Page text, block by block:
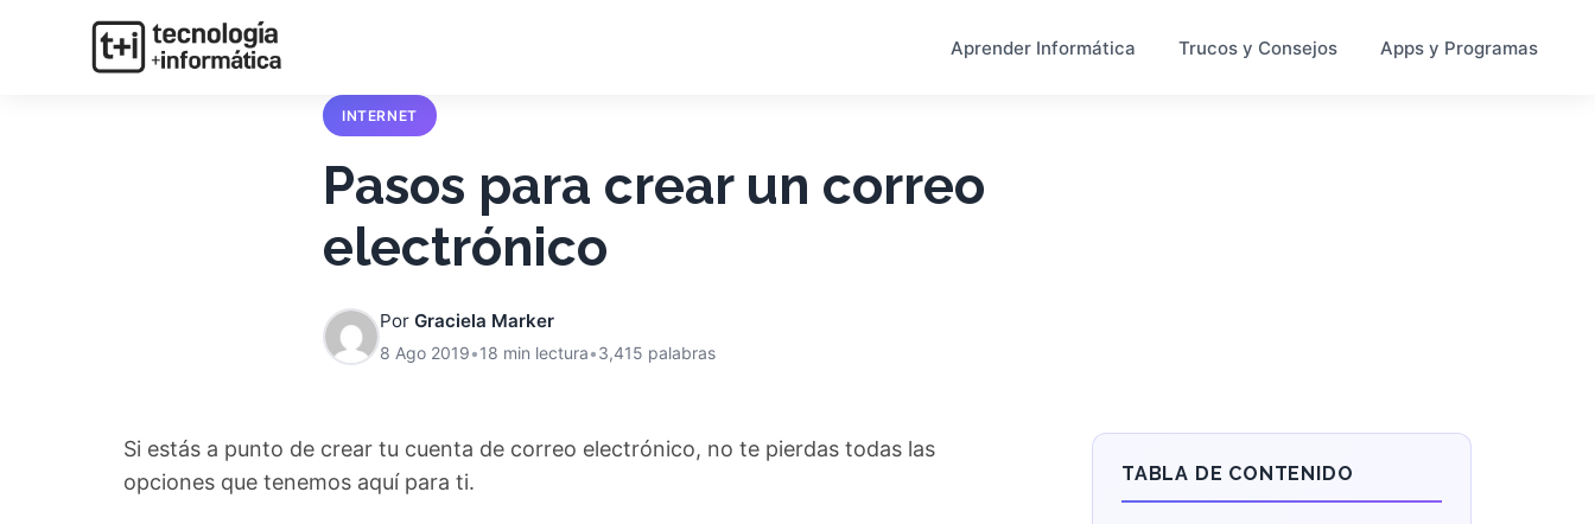
Aprender Informática Trucos y Consejos Apps y Programas
INTERNET
Pasos para crear un correo
electrónico
Por Graciela Marker
8 Ago 2019•18 min lectura•3,415 palabras
Si estás a punto de crear tu cuenta de correo electrónico, no te pierdas todas las
opciones que tenemos aquí para ti.
TABLA DE CONTENIDO